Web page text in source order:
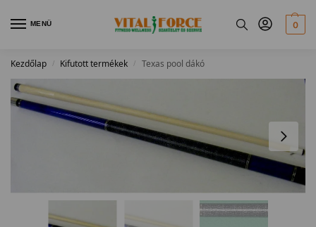
MENÜ 0
Kezdőlap / Kifutott termékek / Texas pool dákó